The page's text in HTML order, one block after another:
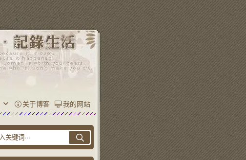
关于博客 我的网站